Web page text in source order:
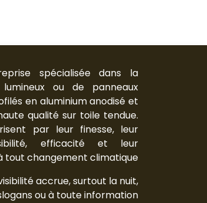
spécialisée dans la
ou de panneaux
en aluminium anodisé et
qualité sur toile tendue.
par leur finesse, leur
efficacité et leur
tout changement climatique.
accrue, surtout la nuit,
ou à toute information